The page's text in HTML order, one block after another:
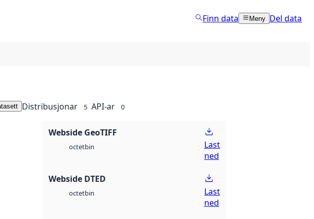
Finn data Meny Del data
Distribusjonar 5 API-ar 0
Webside GeoTIFF
octetbin
Last
ned
Webside DTED
octetbin
Last
ned